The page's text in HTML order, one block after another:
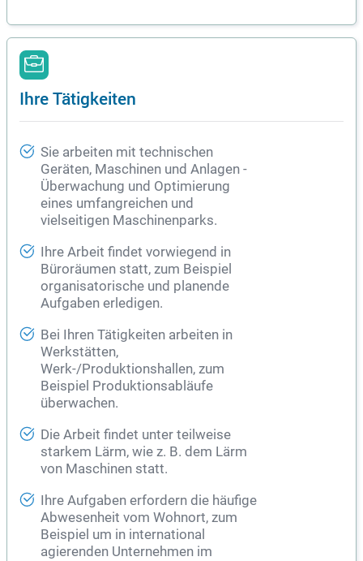
Ihre Tätigkeiten
Sie arbeiten mit technischen
Geräten, Maschinen und Anlagen -
Überwachung und Optimierung
eines umfangreichen und
vielseitigen Maschinenparks.
Ihre Arbeit findet vorwiegend in
Büroräumen statt, zum Beispiel
organisatorische und planende
Aufgaben erledigen.
Bei Ihren Tätigkeiten arbeiten in
Werkstätten,
Werk-/Produktionshallen, zum
Beispiel Produktionsabläufe
überwachen.
Die Arbeit findet unter teilweise
starkem Lärm, wie z. B. dem Lärm
von Maschinen statt.
Ihre Aufgaben erfordern die häufige
Abwesenheit vom Wohnort, zum
Beispiel um in international
agierenden Unternehmen im